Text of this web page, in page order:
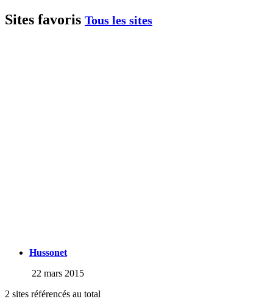
Sites favoris Tous les sites
Hussonet
22 mars 2015
2 sites référencés au total